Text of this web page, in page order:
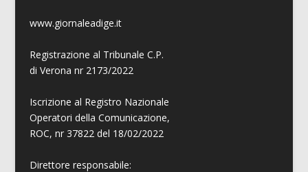
www.giornaleadige.it
Registrazione al Tribunale C.P.
di Verona nr 2173/2022
Iscrizione al Registro Nazionale
Operatori della Comunicazione,
ROC, nr 37822 del 18/02/2022
Direttore responsabile: